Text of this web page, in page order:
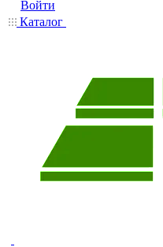
Войти
Каталог